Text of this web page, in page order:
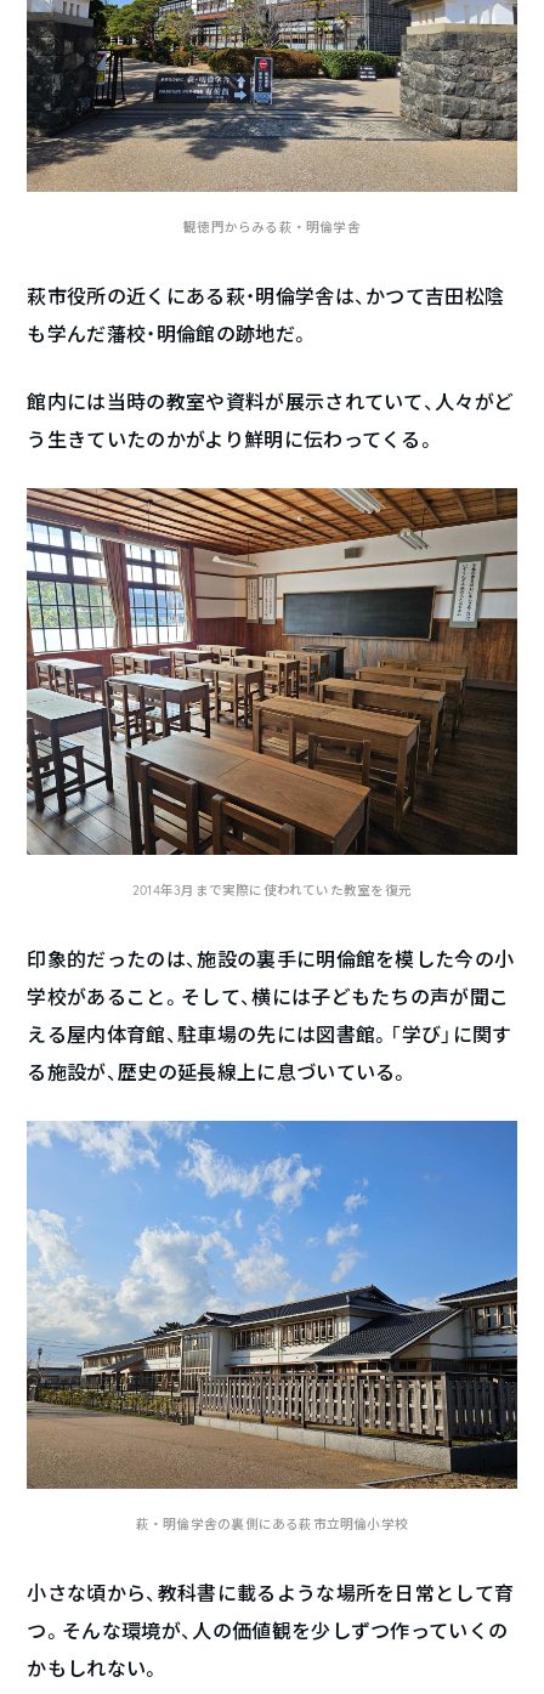
観徳門からみる萩・明倫学舎
萩市役所の近くにある萩・明倫学舎は、かつて吉田松陰
も学んだ藩校・明倫館の跡地だ。
館内には当時の教室や資料が展示されていて、人々がど
う生きていたのかがより鮮明に伝わってくる。
2014年3月まで実際に使われていた教室を復元
印象的だったのは、施設の裏手に明倫館を模した今の小
学校があること。そして、横には子どもたちの声が聞こ
える屋内体育館、駐車場の先には図書館。「学び」に関す
る施設が、歴史の延長線上に息づいている。
萩・明倫学舎の裏側にある萩市立明倫小学校
小さな頃から、教科書に載るような場所を日常として育
つ。そんな環境が、人の価値観を少しずつ作っていくの
かもしれない。